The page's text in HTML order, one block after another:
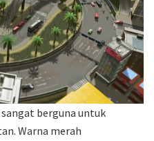
berguna untuk
Warna merah